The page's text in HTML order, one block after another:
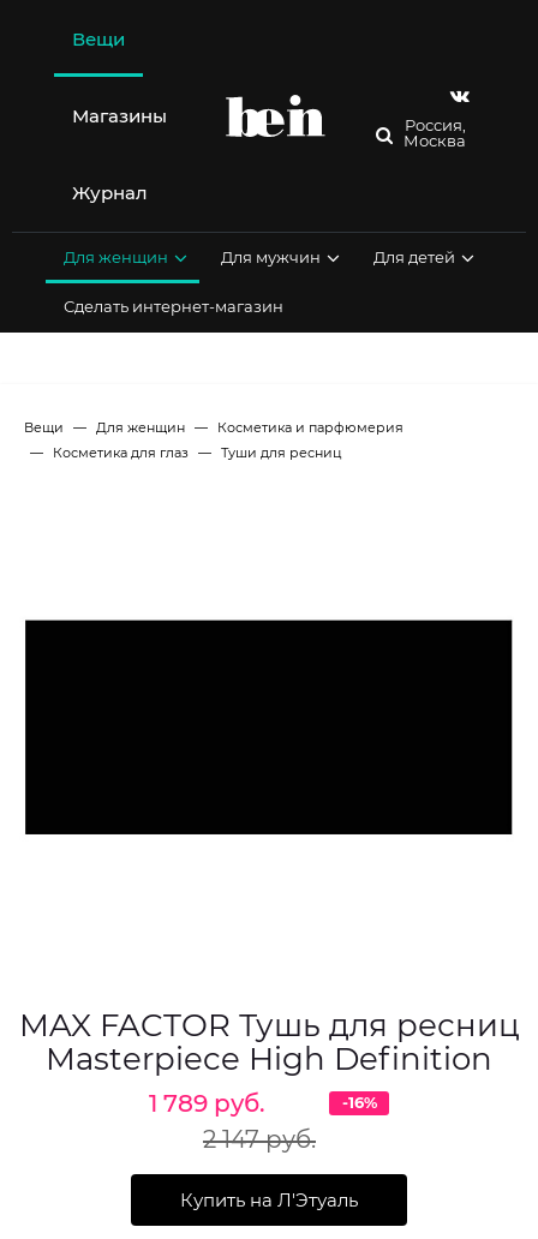
содержимому
Вещи
Магазины
Журнал
Россия,
Москва
Для женщин Для мужчин Для детей
Сделать интернет-магазин
Вещи Для женщин
Косметика и парфюмерия
Косметика для глаз
Туши для ресниц
MAX FACTOR Тушь для ресниц
Masterpiece High Definition
1 789 руб.
2 147 руб.
-16%
Купить на Л'Этуаль